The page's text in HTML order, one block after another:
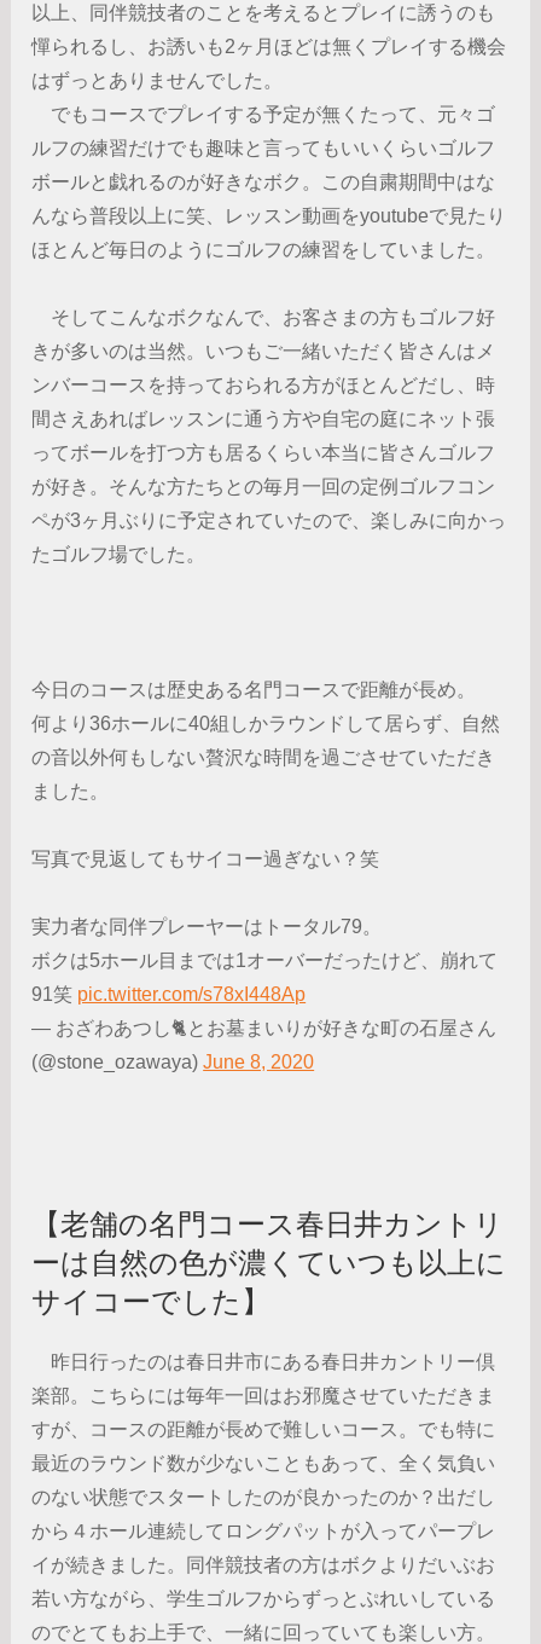
以上、同伴競技者のことを考えるとプレイに誘うのも
憚られるし、お誘いも2ヶ月ほどは無くプレイする機会
はずっとありませんでした。
でもコースでプレイする予定が無くたって、元々ゴ
ルフの練習だけでも趣味と言ってもいいくらいゴルフ
ボールと戯れるのが好きなボク。この自粛期間中はな
んなら普段以上に笑、レッスン動画をyoutubeで見たり
ほとんど毎日のようにゴルフの練習をしていました。
そしてこんなボクなんで、お客さまの方もゴルフ好
きが多いのは当然。いつもご一緒いただく皆さんはメ
ンバーコースを持っておられる方がほとんどだし、時
間さえあればレッスンに通う方や自宅の庭にネット張
ってボールを打つ方も居るくらい本当に皆さんゴルフ
が好き。そんな方たちとの毎月一回の定例ゴルフコン
ペが3ヶ月ぶりに予定されていたので、楽しみに向かっ
たゴルフ場でした。
今日のコースは歴史ある名門コースで距離が長め。
何より36ホールに40組しかラウンドして居らず、自然
の音以外何もしない贅沢な時間を過ごさせていただき
ました。
写真で見返してもサイコー過ぎない？笑
実力者な同伴プレーヤーはトータル79。
ボクは5ホール目までは1オーバーだったけど、崩れて
91笑 pic.twitter.com/s78xI448Ap
— おざわあつし🐈とお墓まいりが好きな町の石屋さん
(@stone_ozawaya)June 8, 2020
【老舗の名門コース春日井カントリ
ーは自然の色が濃くていつも以上に
サイコーでした】
昨日行ったのは春日井市にある春日井カントリー倶
楽部。こちらには毎年一回はお邪魔させていただきま
すが、コースの距離が長めで難しいコース。でも特に
最近のラウンド数が少ないこともあって、全く気負い
のない状態でスタートしたのが良かったのか？出だし
から４ホール連続してロングパットが入ってパープレ
イが続きました。同伴競技者の方はボクよりだいぶお
若い方ながら、学生ゴルフからずっとぷれいしている
のでとてもお上手で、一緒に回っていても楽しい方。